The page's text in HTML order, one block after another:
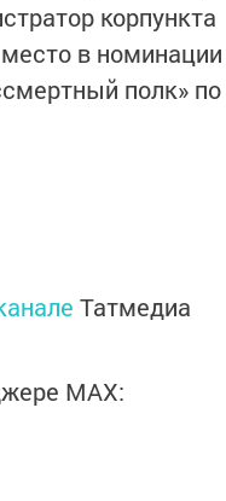
корпункта
в номинации
полк» по
Татмедиа
MАХ: